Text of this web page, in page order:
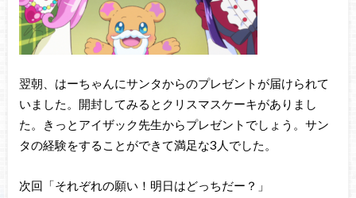
翌朝、はーちゃんにサンタからのプレゼントが届けられて
いました。開封してみるとクリスマスケーキがありまし
た。きっとアイザック先生からプレゼントでしょう。サン
タの経験をすることができて満足な3人でした。
次回「それぞれの願い！明日はどっちだー？」